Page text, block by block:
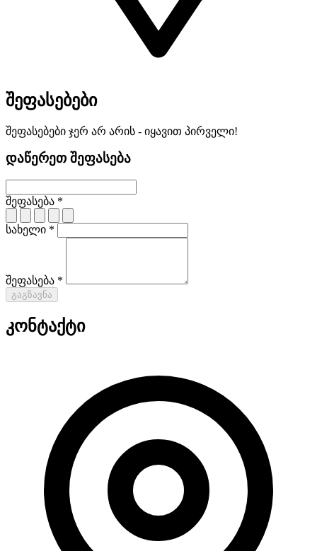
შეფასებები
შეფასებები ჯერ არ არის - იყავით პირველი!
დაწერეთ შეფასება
შეფასება *
სახელი *
შეფასება *
გაგზავნა
კონტაქტი